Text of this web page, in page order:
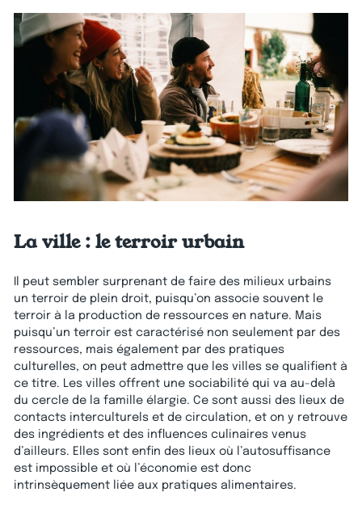
La ville : le terroir urbain
Il peut sembler surprenant de faire des milieux urbains
un terroir de plein droit, puisqu’on associe souvent le
terroir à la production de ressources en nature. Mais
puisqu’un terroir est caractérisé non seulement par des
ressources, mais également par des pratiques
culturelles, on peut admettre que les villes se qualifient à
ce titre. Les villes offrent une sociabilité qui va au-delà
du cercle de la famille élargie. Ce sont aussi des lieux de
contacts interculturels et de circulation, et on y retrouve
des ingrédients et des influences culinaires venus
d’ailleurs. Elles sont enfin des lieux où l’autosuffisance
est impossible et où l’économie est donc
intrinsèquement liée aux pratiques alimentaires.